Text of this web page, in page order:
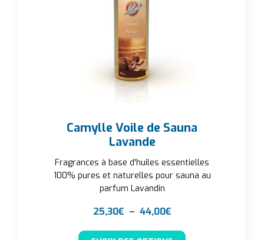
Camylle Voile de Sauna
Lavande
Fragrances à base d'huiles essentielles
100% pures et naturelles pour sauna au
parfum Lavandin
25,30€ – 44,00€Plage de prix :